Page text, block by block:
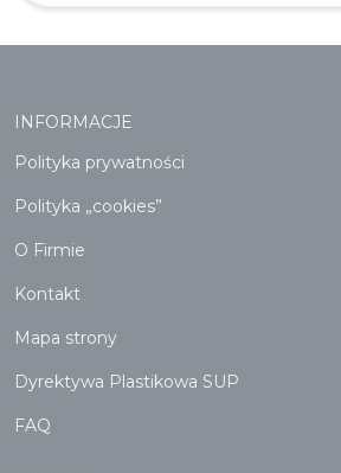
INFORMACJE
Polityka prywatności
Polityka „cookies”
O Firmie
Kontakt
Mapa strony
Dyrektywa Plastikowa SUP
FAQ